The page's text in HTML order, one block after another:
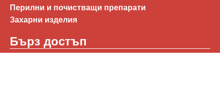
Перилни и почистващи препарати
Захарни изделия
Бърз достъп